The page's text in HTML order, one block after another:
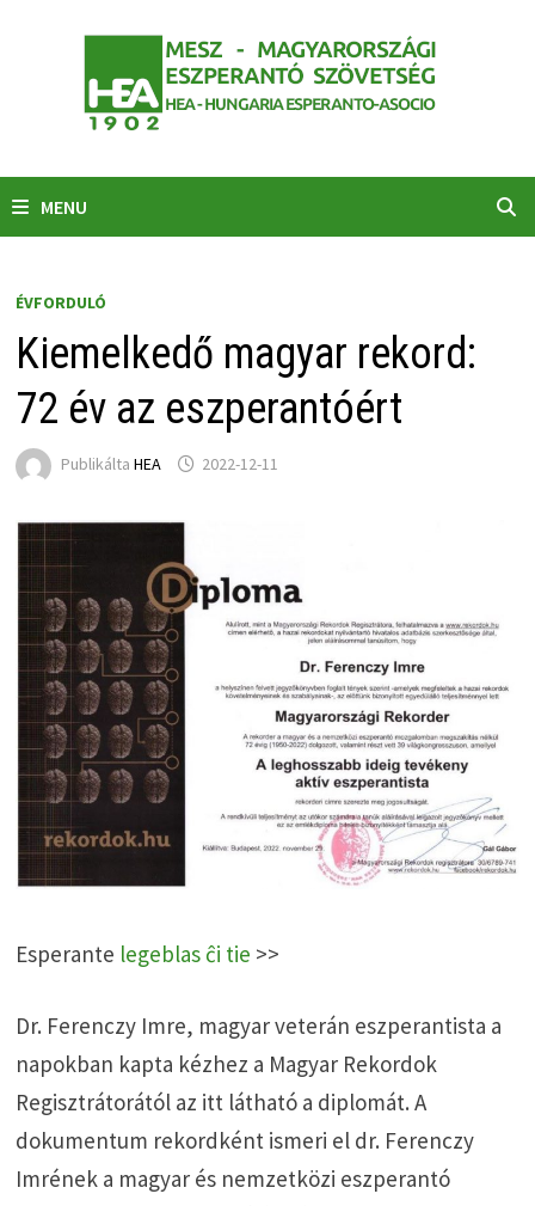
MENU
ÉVFORDULÓ
Kiemelkedő magyar rekord:
72 év az eszperantóért
Publikálta HEA 2022-12-11
Esperante legeblas ĉi tie >>
Dr. Ferenczy Imre, magyar veterán eszperantista a
napokban kapta kézhez a Magyar Rekordok
Regisztrátorától az itt látható a diplomát. A
dokumentum rekordként ismeri el dr. Ferenczy
Imrének a magyar és nemzetközi eszperantó